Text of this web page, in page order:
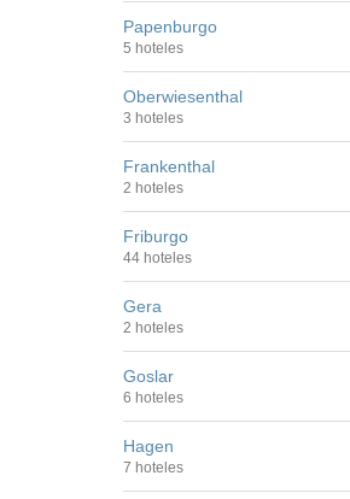
Papenburgo
5 hoteles
Oberwiesenthal
3 hoteles
Frankenthal
2 hoteles
Friburgo
44 hoteles
Gera
2 hoteles
Goslar
6 hoteles
Hagen
7 hoteles